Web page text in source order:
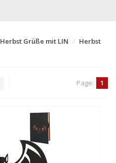
Herbst Grüße mit LIN Herbst
Page: 1